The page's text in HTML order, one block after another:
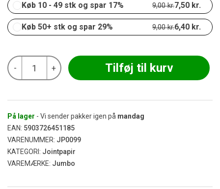
Køb 10 - 49 stk og spar 17% 9,00kr.7,50 kr.
Køb 50+ stk og spar 29% 9,00kr.6,40 kr.
-
Jumbo
Pink
antal
+ Tilføj til kurv
På lager - Vi sender pakker igen på mandag
EAN: 5903726451185
VARENUMMER: JP0099
KATEGORI: Jointpapir
VAREMÆRKE: Jumbo